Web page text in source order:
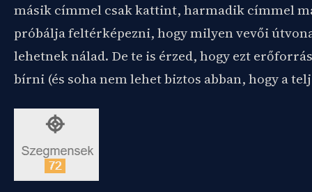
másik címmel csak kattint, harmadik címmel
próbálja feltérképezni, hogy milyen vevői
lehetnek nálad. De te is érzed, hogy ezt
bírni (és soha nem lehet biztos abban, hogy a